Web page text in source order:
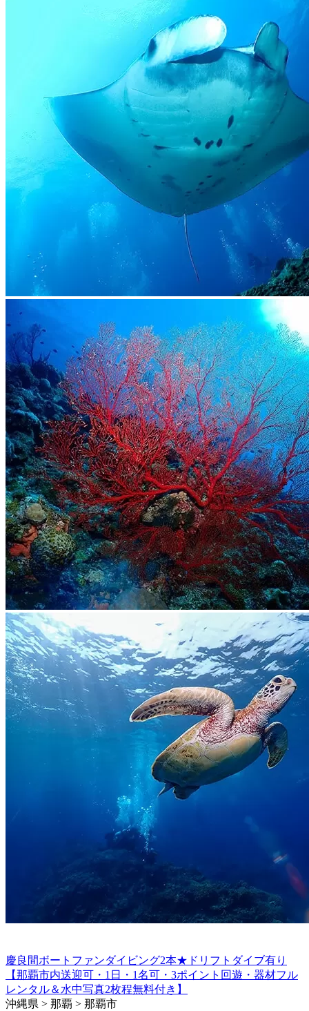
慶良間ボートファンダイビング2本★ドリフトダイブ有り
【那覇市内送迎可・1日・1名可・3ポイント回遊・器材フル
レンタル＆水中写真2枚程無料付き】
沖縄県 > 那覇 > 那覇市